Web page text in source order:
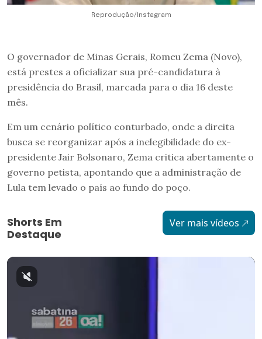
Reprodução/Instagram
O governador de Minas Gerais, Romeu Zema (Novo),
está prestes a oficializar sua pré-candidatura à
presidência do Brasil, marcada para o dia 16 deste
mês.
Em um cenário político conturbado, onde a direita
busca se reorganizar após a inelegibilidade do ex-
presidente Jair Bolsonaro, Zema critica abertamente o
governo petista, apontando que a administração de
Lula tem levado o país ao fundo do poço.
Shorts Em
Destaque
Ver mais vídeos